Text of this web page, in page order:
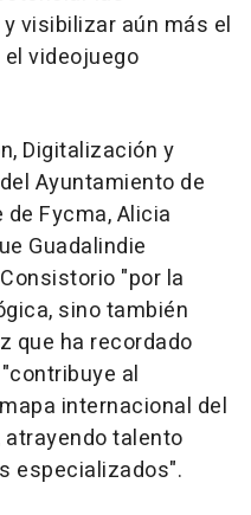
visibilizar aún más el
videojuego
Digitalización y
Ayuntamiento de
Fycma, Alicia
Guadalindie
"por la
sino también
que ha recordado
al
internacional del
talento
especializados".